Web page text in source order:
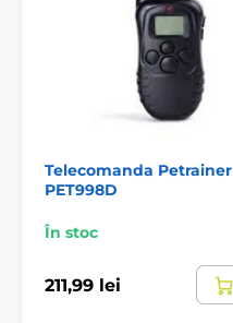
Telecomanda Petrainer
PET998D
În stoc
211,99 lei